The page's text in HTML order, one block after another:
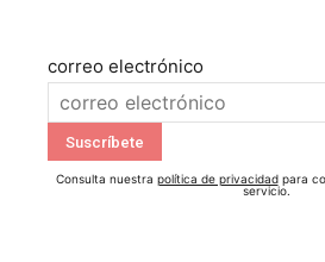
correo electrónico
Consulta nuestra política de privacidadpara
servicio.